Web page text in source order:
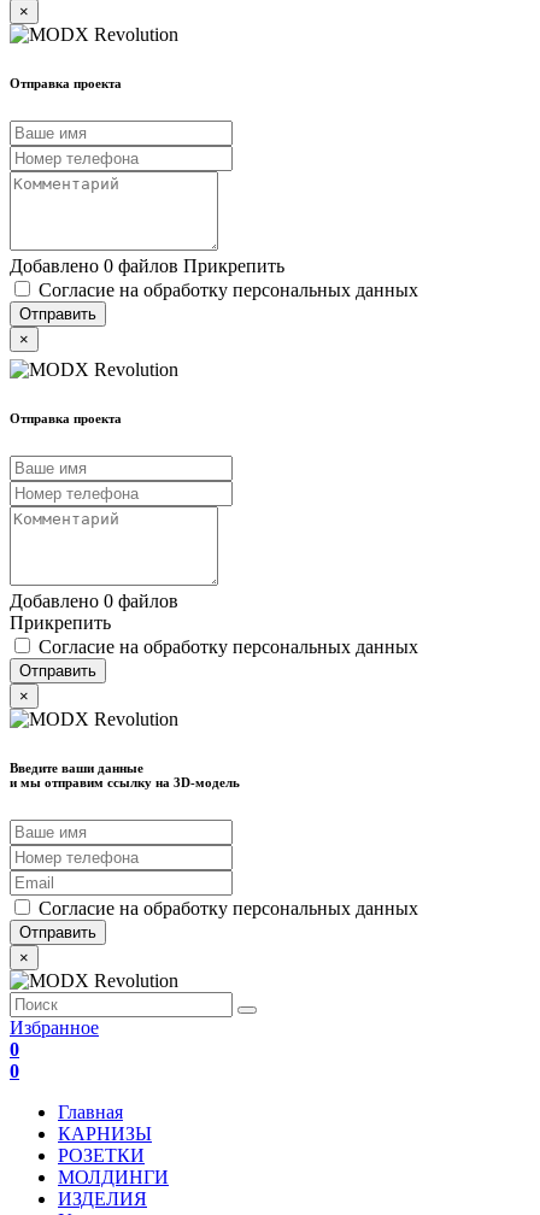
×
Отправка проекта
Добавлено 0 файлов Прикрепить
Согласие на обработку персональных данных
×
Отправка проекта
Добавлено 0 файлов
Прикрепить
Согласие на обработку персональных данных
×
Введите ваши данные
и мы отправим ссылку на 3D-модель
Согласие на обработку персональных данных
×
Избранное
0
0
Главная
КАРНИЗЫ
РОЗЕТКИ
МОЛДИНГИ
ИЗДЕЛИЯ